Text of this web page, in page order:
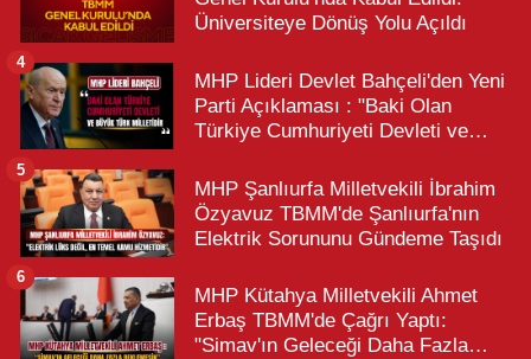
Üniversiteye Dönüş Yolu Açıldı
MHP Lideri Devlet Bahçeli'den Yeni
Parti Açıklaması : "Baki Olan
Türkiye Cumhuriyeti Devleti ve
4
MHP Şanlıurfa Milletvekili İbrahim
Özyavuz TBMM'de Şanlıurfa'nın
Elektrik Sorununu Gündeme Taşıdı
5
MHP Kütahya Milletvekili Ahmet
Erbaş TBMM'de Çağrı Yaptı:
"Simav'ın Geleceği Daha Fazla
6